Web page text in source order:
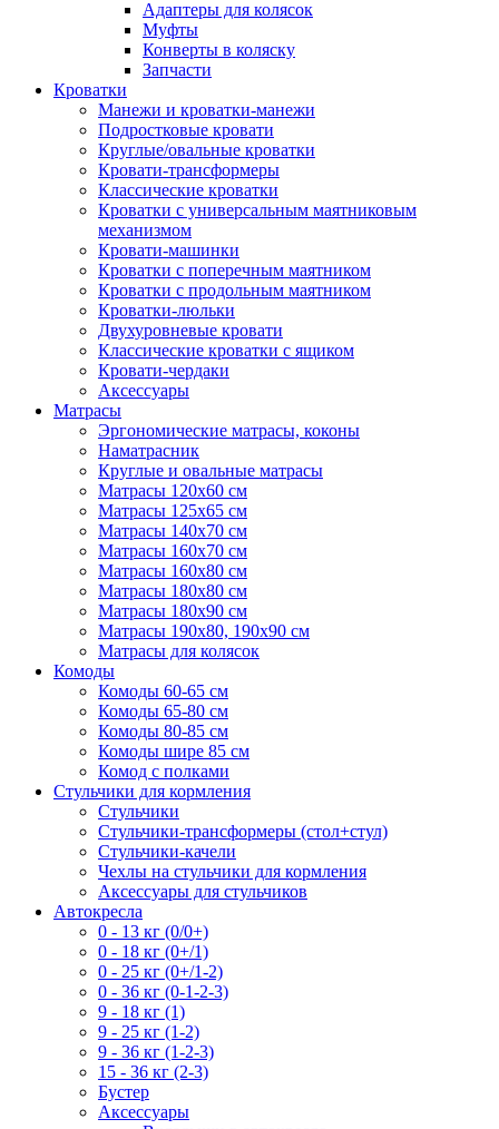
Адаптеры для колясок
Муфты
Конверты в коляску
Запчасти
Кроватки
Манежи и кроватки-манежи
Подростковые кровати
Круглые/овальные кроватки
Кровати-трансформеры
Классические кроватки
Кроватки с универсальным маятниковым
механизмом
Кровати-машинки
Кроватки с поперечным маятником
Кроватки с продольным маятником
Кроватки-люльки
Двухуровневые кровати
Классические кроватки с ящиком
Кровати-чердаки
Аксессуары
Матрасы
Эргономические матрасы, коконы
Наматрасник
Круглые и овальные матрасы
Матрасы 120х60 см
Матрасы 125х65 см
Матрасы 140х70 см
Матрасы 160х70 см
Матрасы 160х80 см
Матрасы 180х80 см
Матрасы 180х90 см
Матрасы 190х80, 190х90 см
Матрасы для колясок
Комоды
Комоды 60-65 см
Комоды 65-80 см
Комоды 80-85 см
Комоды шире 85 см
Комод с полками
Стульчики для кормления
Стульчики
Стульчики-трансформеры (стол+стул)
Стульчики-качели
Чехлы на стульчики для кормления
Аксессуары для стульчиков
Автокресла
0 - 13 кг (0/0+)
0 - 18 кг (0+/1)
0 - 25 кг (0+/1-2)
0 - 36 кг (0-1-2-3)
9 - 18 кг (1)
9 - 25 кг (1-2)
9 - 36 кг (1-2-3)
15 - 36 кг (2-3)
Бустер
Аксессуары